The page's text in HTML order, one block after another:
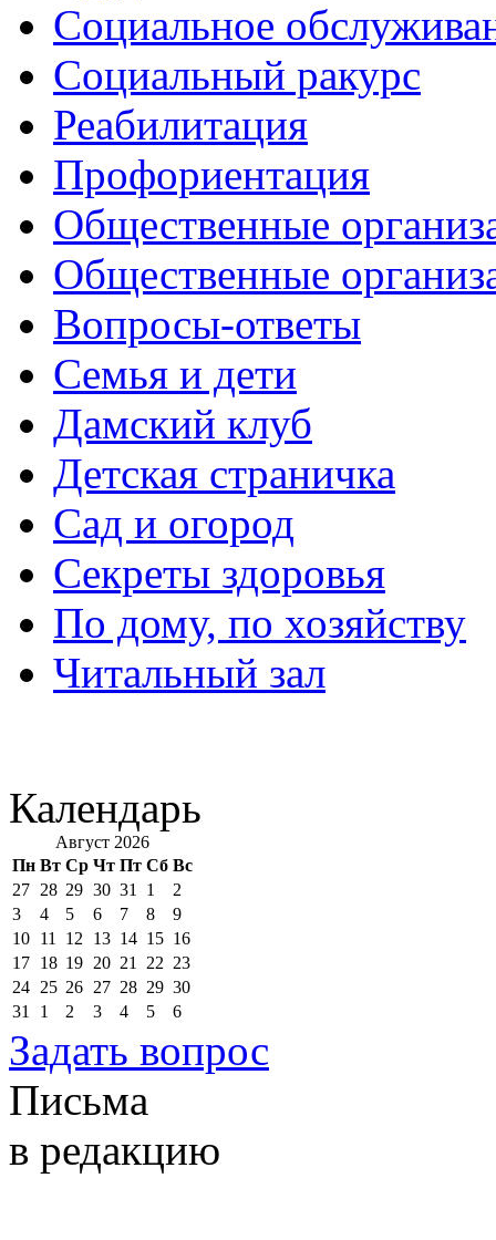
Социальное
Социальный ракурс
Реабилитация
Профориентация
Общественные
Общественные
Вопросы-ответы
Семья и дети
Дамский клуб
Детская страничка
Сад и огород
Секреты здоровья
По дому, по хозяйству
Читальный зал
Календарь
Август 2026
Пн Вт Ср Чт Пт Сб Вс
27 28 29 30 31 1
2
3
4 5 6 7 8
9
10 11 12 13 14 15 16
17 18 19 20 21 22 23
24 25 26 27 28 29 30
31
1 2 3 4 5 6
Задать вопрос
Письма
в редакцию